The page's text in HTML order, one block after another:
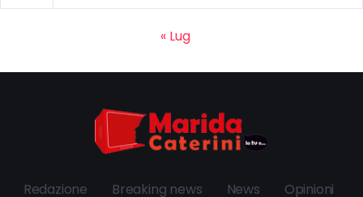
« Lug
Redazione Breaking news News Opinioni